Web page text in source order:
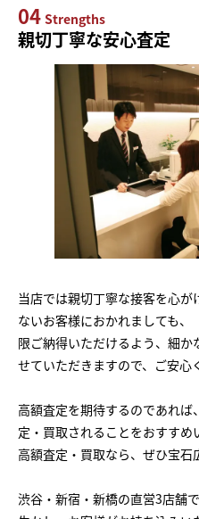
04 Strengths
親切丁寧な安心査定
当店では親切丁寧な接客を心
ないお客様におかれましても
限ご納得いただけるよう、細か
せていただきますので、ご安心
高額査定を期待するのであれ
定・買取されることをおすすめ
高額査定・買取なら、ぜひ宝石
渋谷・新宿・新橋の直営3店舗